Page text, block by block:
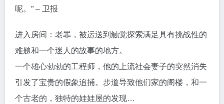
呢。” – 卫报
进入房间：老罪，被运送到触觉探索满足具有挑战性的
难题和一个迷人的故事的地方。
一个雄心勃勃的工程师，他的上流社会妻子的突然消失
引发了宝贵的假象追捕。步道导致他们家的阁楼，和一
个古老的，独特的娃娃屋的发现…